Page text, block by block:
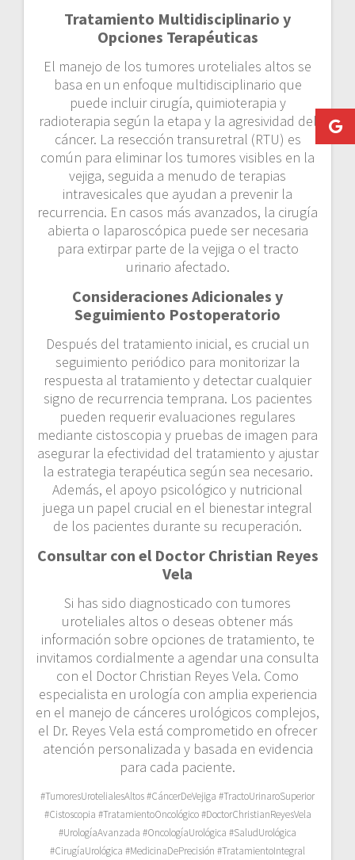
Tratamiento Multidisciplinario y
Opciones Terapéuticas
El manejo de los tumores uroteliales altos se
basa en un enfoque multidisciplinario que
puede incluir cirugía, quimioterapia y
radioterapia según la etapa y la agresividad del
cáncer. La resección transuretral (RTU) es
común para eliminar los tumores visibles en la
vejiga, seguida a menudo de terapias
intravesicales que ayudan a prevenir la
recurrencia. En casos más avanzados, la cirugía
abierta o laparoscópica puede ser necesaria
para extirpar parte de la vejiga o el tracto
urinario afectado.
Consideraciones Adicionales y
Seguimiento Postoperatorio
Después del tratamiento inicial, es crucial un
seguimiento periódico para monitorizar la
respuesta al tratamiento y detectar cualquier
signo de recurrencia temprana. Los pacientes
pueden requerir evaluaciones regulares
mediante cistoscopia y pruebas de imagen para
asegurar la efectividad del tratamiento y ajustar
la estrategia terapéutica según sea necesario.
Además, el apoyo psicológico y nutricional
juega un papel crucial en el bienestar integral
de los pacientes durante su recuperación.
Consultar con el Doctor Christian Reyes
Vela
Si has sido diagnosticado con tumores
uroteliales altos o deseas obtener más
información sobre opciones de tratamiento, te
invitamos cordialmente a agendar una consulta
con el Doctor Christian Reyes Vela. Como
especialista en urología con amplia experiencia
en el manejo de cánceres urológicos complejos,
el Dr. Reyes Vela está comprometido en ofrecer
atención personalizada y basada en evidencia
para cada paciente.
#TumoresUrotelialesAltos #CáncerDeVejiga #TractoUrinaroSuperior
#Cistoscopia #TratamientoOncológico #DoctorChristianReyesVela
#UrologíaAvanzada #OncologíaUrológica #SaludUrológica
#CirugíaUrológica #MedicinaDePrecisión #TratamientoIntegral